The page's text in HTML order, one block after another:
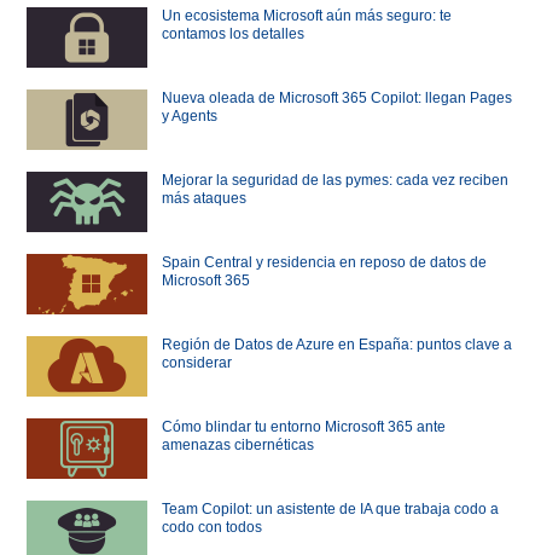
Un ecosistema Microsoft aún más seguro: te
contamos los detalles
Nueva oleada de Microsoft 365 Copilot: llegan Pages
y Agents
Mejorar la seguridad de las pymes: cada vez reciben
más ataques
Spain Central y residencia en reposo de datos de
Microsoft 365
Región de Datos de Azure en España: puntos clave a
considerar
Cómo blindar tu entorno Microsoft 365 ante
amenazas cibernéticas
Team Copilot: un asistente de IA que trabaja codo a
codo con todos